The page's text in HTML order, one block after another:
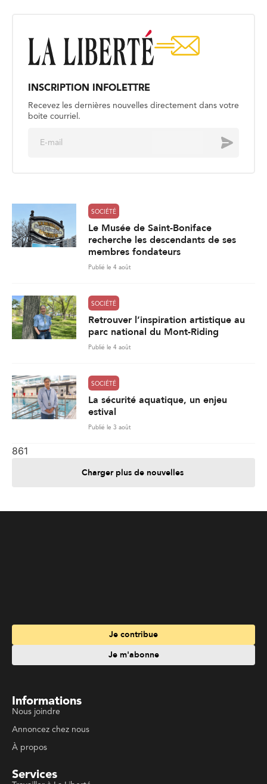
INSCRIPTION INFOLETTRE
Recevez les dernières nouvelles directement dans votre
boite courriel.
Envoyer
SOCIÉTÉ
Le Musée de Saint-Boniface
recherche les descendants de ses
membres fondateurs
Publié le 4 août
SOCIÉTÉ
Retrouver l’inspiration artistique au
parc national du Mont-Riding
Publié le 4 août
SOCIÉTÉ
La sécurité aquatique, un enjeu
estival
Publié le 3 août
861
Charger plus de nouvelles
Informations
Services
Travailler à La Liberté
Emplois en français